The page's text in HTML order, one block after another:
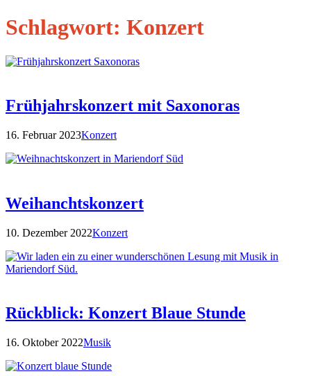
Schlagwort: Konzert
Frühjahrskonzert mit Saxonoras
16. Februar 2023Konzert
Weihanchtskonzert
10. Dezember 2022Konzert
Rückblick: Konzert Blaue Stunde
16. Oktober 2022Musik